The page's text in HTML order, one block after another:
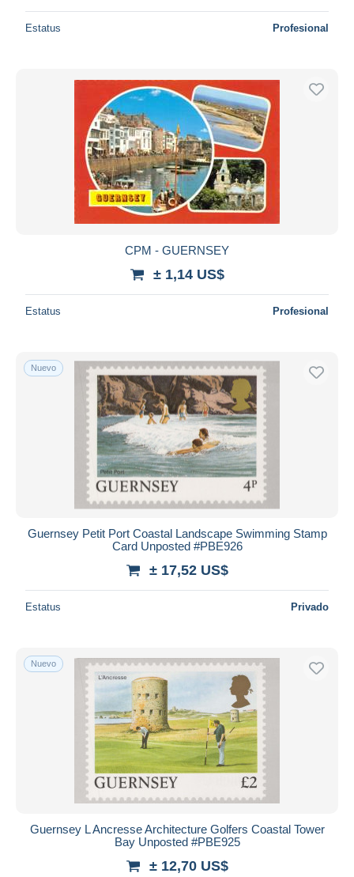
Estatus Profesional
CPM - GUERNSEY
± 1,14 US$
Estatus Profesional
Nuevo
Guernsey Petit Port Coastal Landscape Swimming Stamp
Card Unposted #PBE926
± 17,52 US$
Estatus Privado
Nuevo
Guernsey L Ancresse Architecture Golfers Coastal Tower
Bay Unposted #PBE925
± 12,70 US$